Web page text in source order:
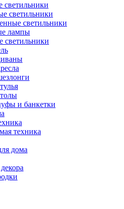
светильники
светильники
светильники
лампы
светильники
и банкетки
техника
дома